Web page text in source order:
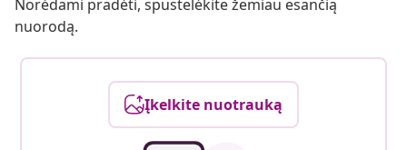
Norėdami pradėti, spustelėkite žemiau esančią
nuorodą.
Įkelkite nuotrauką